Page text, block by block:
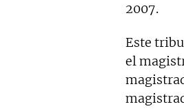
2007.
Este
el